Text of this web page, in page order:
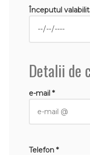
Începutul
Detalii de
e-mail *
Telefon *